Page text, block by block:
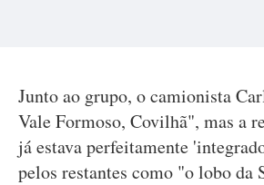
Junto ao grupo, o camionista
Vale Formoso, Covilhã", mas a
já estava perfeitamente
pelos restantes como "o lobo da